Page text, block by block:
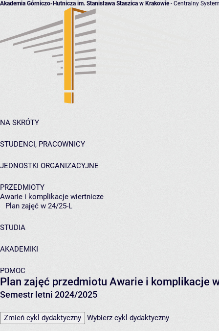
Akademia Górniczo-Hutnicza im. Stanisława Staszica w Krakowie- Centralny
NA SKRÓTY
STUDENCI, PRACOWNICY
JEDNOSTKI ORGANIZACYJNE
PRZEDMIOTY
Awarie i komplikacje wiertnicze
Plan zajęć w 24/25-L
STUDIA
AKADEMIKI
POMOC
Plan zajęć przedmiotu Awarie i komplikacje
Semestr letni 2024/2025
Zmień cykl dydaktyczny Wybierz cykl dydaktyczny